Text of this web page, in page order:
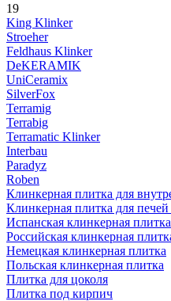
19
King Klinker
Stroeher
Feldhaus Klinker
DeKERAMIK
UniCeramix
SilverFox
Terramig
Terrabig
Terramatic Klinker
Interbau
Paradyz
Roben
Клинкерная плитка для
Клинкерная плитка для
Испанская клинкерная плитка
Российская клинкерная
Немецкая клинкерная плитка
Польская клинкерная плитка
Плитка для цоколя
Плитка под кирпич